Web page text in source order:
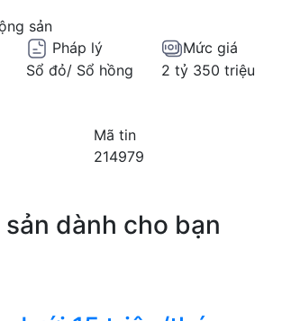
sản
Pháp lý
Sổ đỏ/ Sổ hồng
Mức giá
2 tỷ 350 triệu
Mã tin
214979
dành cho bạn